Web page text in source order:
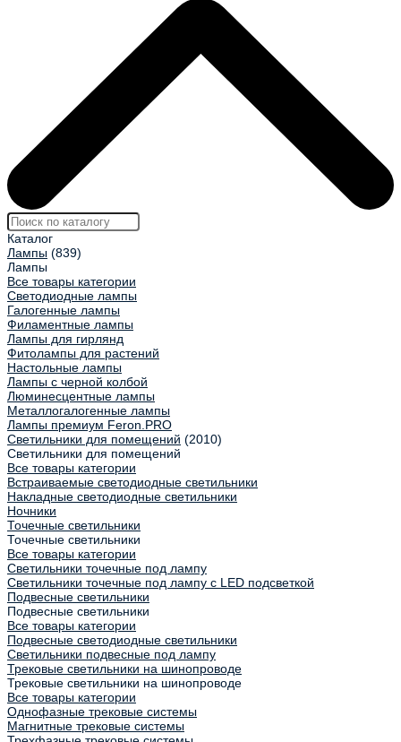
Каталог
Лампы (839)
Лампы
Все товары категории
Светодиодные лампы
Галогенные лампы
Филаментные лампы
Лампы для гирлянд
Фитолампы для растений
Настольные лампы
Лампы с черной колбой
Люминесцентные лампы
Металлогалогенные лампы
Лампы премиум Feron.PRO
Светильники для помещений (2010)
Светильники для помещений
Все товары категории
Встраиваемые светодиодные светильники
Накладные светодиодные светильники
Ночники
Точечные светильники
Точечные светильники
Все товары категории
Светильники точечные под лампу
Светильники точечные под лампу с LED подсветкой
Подвесные светильники
Подвесные светильники
Все товары категории
Подвесные светодиодные светильники
Светильники подвесные под лампу
Трековые светильники на шинопроводе
Трековые светильники на шинопроводе
Все товары категории
Однофазные трековые системы
Магнитные трековые системы